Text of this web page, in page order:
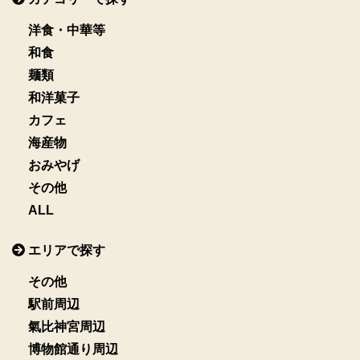
洋食・中華等
和食
麺類
和洋菓子
カフェ
海産物
おみやげ
その他
ALL
エリアで探す
その他
駅前周辺
氣比神宮周辺
博物館通り周辺